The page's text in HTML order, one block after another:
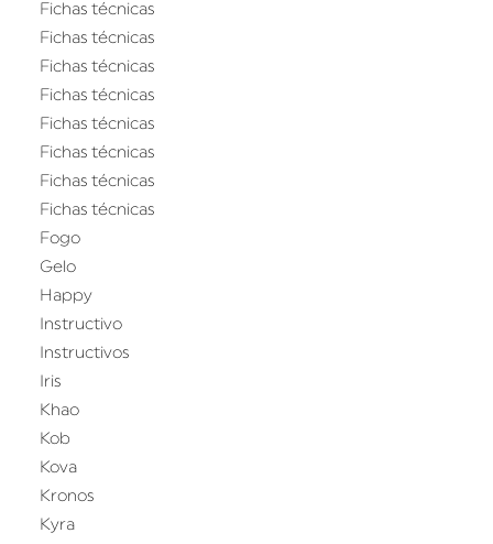
Fichas técnicas
Fichas técnicas
Fichas técnicas
Fichas técnicas
Fichas técnicas
Fichas técnicas
Fichas técnicas
Fichas técnicas
Fogo
Gelo
Happy
Instructivo
Instructivos
Iris
Khao
Kob
Kova
Kronos
Kyra